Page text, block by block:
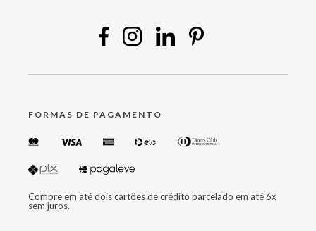
FORMAS DE PAGAMENTO
Compre em até dois cartões de crédito parcelado em até 6x
sem juros.